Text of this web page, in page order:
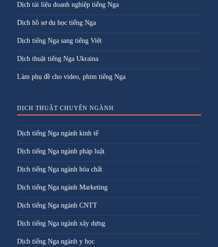
Dịch tài liệu doanh nghiệp tiếng Nga
Dịch hồ sơ du học tiếng Nga
Dịch tiếng Nga sang tiếng Việt
Dịch thuật tiếng Nga Ukraina
Làm phụ đề cho video, phim tiếng Nga
DỊCH THUẬT CHUYÊN NGÀNH
Dịch tiếng Nga ngành kinh tế
Dịch tiếng Nga ngành pháp luật
Dịch tiếng Nga ngành hóa chất
Dịch tiếng Nga ngành Marketing
Dịch tiếng Nga ngành CNTT
Dịch tiếng Nga ngành xây dựng
Dịch tiếng Nga ngành y học